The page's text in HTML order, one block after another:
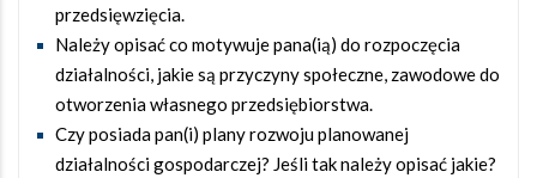
przedsięwzięcia.
Należy opisać co motywuje pana(ią) do rozpoczęcia
działalności, jakie są przyczyny społeczne, zawodowe do
otworzenia własnego przedsiębiorstwa.
Czy posiada pan(i) plany rozwoju planowanej
działalności gospodarczej? Jeśli tak należy opisać jakie?